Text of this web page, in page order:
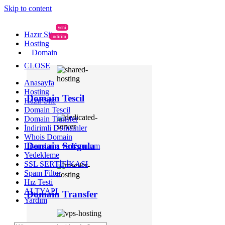
Skip to content
Hazır Site
yeni
Hosting
indirim
Domain
Domain Tescil
Domain Sorgula
Domain Transfer
CLOSE
Anasayfa
Hosting
Hazır Site
Domain Tescil
Domain Transfer
İndirimli Domainler
Whois Domain
Lisanslama ve Kurulum
Yedekleme
SSL SERTİFİKASI
Spam Filter
Hız Testi
ALTYAPI
Yardım